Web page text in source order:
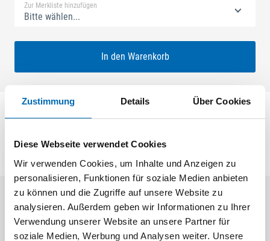
Zustimmung Details Über Cookies
Diese Webseite verwendet Cookies
Wir verwenden Cookies, um Inhalte und Anzeigen zu
personalisieren, Funktionen für soziale Medien anbieten
zu können und die Zugriffe auf unsere Website zu
analysieren. Außerdem geben wir Informationen zu Ihrer
Verwendung unserer Website an unsere Partner für
soziale Medien, Werbung und Analysen weiter. Unsere
Zur Merkliste hinzufügen
Bitte wählen...
In den Warenkorb
Aktuelle Angebote